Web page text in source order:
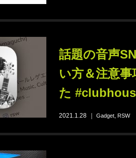
話題の音声
い方＆注意
た
2021.1.28 Gadget, RSW